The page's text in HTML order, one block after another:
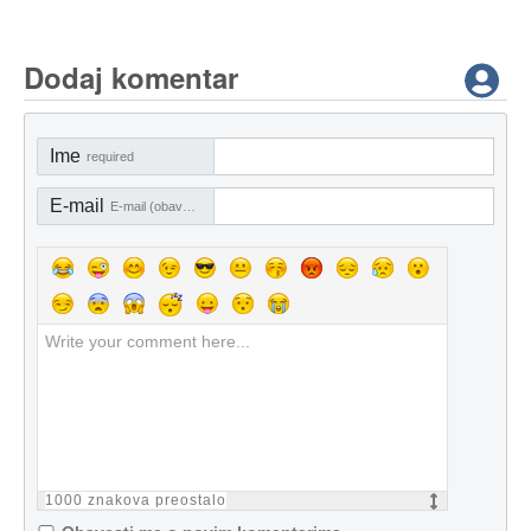
Dodaj komentar
Ime required
E-mail E-mail (obavezno)
1000 znakova preostalo